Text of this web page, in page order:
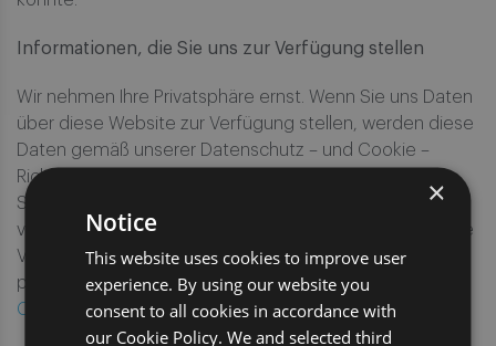
Informationen, die Sie uns zur Verfügung stellen
Wir nehmen Ihre Privatsphäre ernst. Wenn Sie uns Daten
über diese Website zur Verfügung stellen, werden diese
Daten gemäß unserer Datenschutz – und Cookie –
Richtlinie verarbeitet. Bitte vergewissern Sie sich, dass
Sie unsere Datenschutz – und Cookie – Richtlinie lesen,
verstehen und hiermit einverstanden sind, da sie unsere
Verpflichtung und Ihre Rechte in Bezug auf Ihre
personenbezogenen Daten enthält.Datenschutz- und
Cookie-Richtlinie
×
Notice
This website uses cookies to improve user
experience. By using our website you
consent to all cookies in accordance with
our Cookie Policy. We and selected third